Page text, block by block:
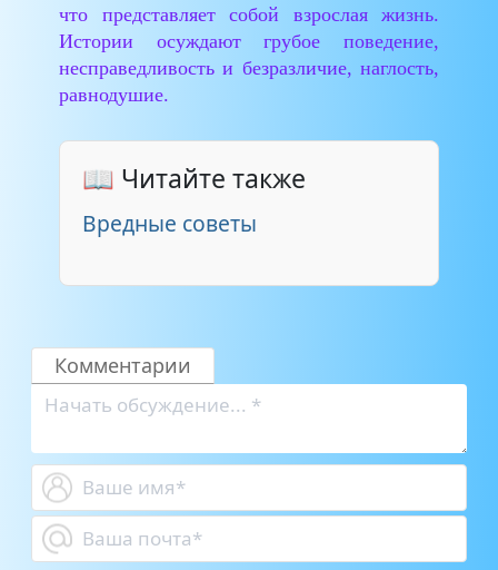
что представляет собой взрослая жизнь.
Истории осуждают грубое поведение,
несправедливость и безразличие, наглость,
равнодушие.
📖 Читайте также
Вредные советы
Комментарии